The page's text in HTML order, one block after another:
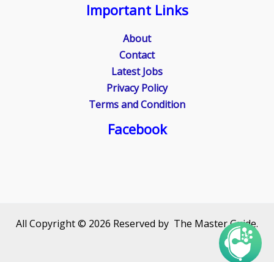
Important Links
About
Contact
Latest Jobs
Privacy Policy
Terms and Condition
Facebook
All Copyright © 2026 Reserved by The Master Guide.